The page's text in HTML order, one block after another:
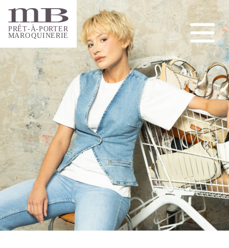
MAROQUINERIE
PRÊT-À-PORTER